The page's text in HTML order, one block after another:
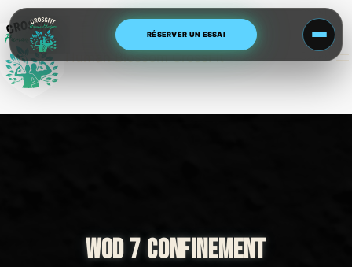
RÉSERVER UN ESSAI
Aller
au
contenu
Human Blossom CrossFit
WOD 7 CONFINEMENT